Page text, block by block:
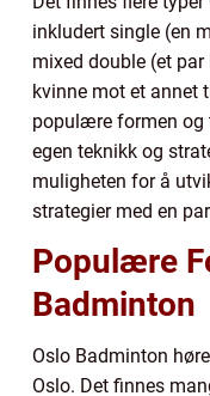
inkludert single (en
mixed double (et
kvinne mot et annet
populære formen og
egen teknikk og
muligheten for å
strategier med en
Populære
Badminton
Oslo Badminton
Oslo. Det finnes